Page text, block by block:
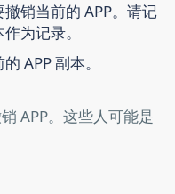
销当前的 APP。请记
为记录。
APP 副本。
APP。这些人可能是